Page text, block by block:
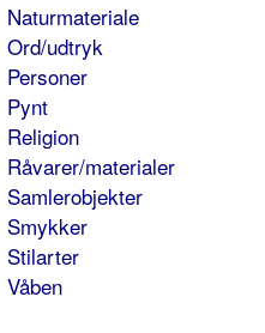
Naturmateriale
Ord/udtryk
Personer
Pynt
Religion
Råvarer/materialer
Samlerobjekter
Smykker
Stilarter
Våben